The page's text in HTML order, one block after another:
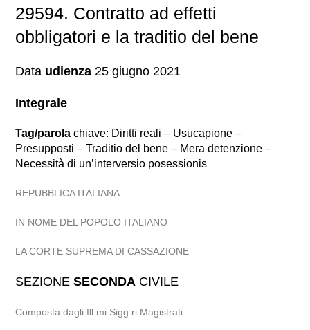
29594. Contratto ad effetti
obbligatori e la traditio del bene
Data udienza 25 giugno 2021
Integrale
Tag/parola chiave: Diritti reali – Usucapione –
Presupposti – Traditio del bene – Mera detenzione –
Necessità di un’interversio posessionis
REPUBBLICA ITALIANA
IN NOME DEL POPOLO ITALIANO
LA CORTE SUPREMA DI CASSAZIONE
SEZIONESECONDA CIVILE
Composta dagli Ill.mi Sigg.ri Magistrati: